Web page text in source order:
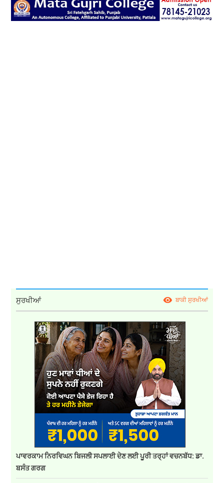
ਸੁਰਖੀਆਂ ਬਾਕੀ ਸੁਰਖੀਆਂ
ਪਾਵਰਕਾਮ ਨਿਰਵਿਘਨ ਬਿਜਲੀ ਸਪਲਾਈ ਦੇਣ ਲਈ ਪੂਰੀ ਤਰ੍ਹਾਂ ਵਚਨਬੱਧ: ਡਾ.
ਬਸੰਤ ਗਰਗ